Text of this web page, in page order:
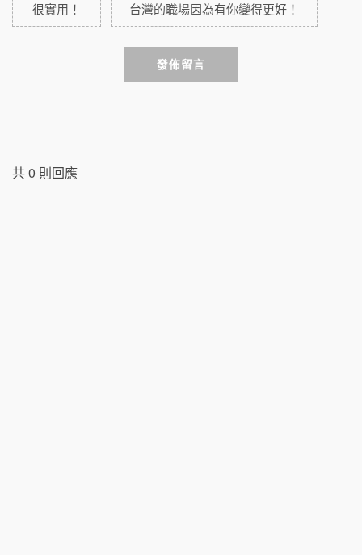
很實用！ 台灣的職場因為有你變得更好！
發佈留言
共0 則回應